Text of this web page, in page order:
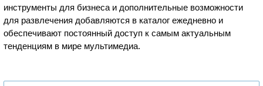
инструменты для бизнеса и дополнительные возможности
для развлечения добавляются в каталог ежедневно и
обеспечивают постоянный доступ к самым актуальным
тенденциям в мире мультимедиа.